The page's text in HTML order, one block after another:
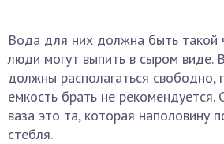
Вода для них должна быть такой
люди могут выпить в сыром виде.
должны располагаться свободно,
емкость брать не
ваза это та, которая наполовину
стебля.